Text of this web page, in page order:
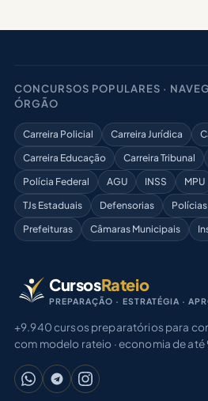
CONCURSOS POPULARES ·
ÓRGÃO
Carreira Policial Carreira Jurídica
Carreira Educação
Carreira Tribunal
Polícia Federal
AGU INSS MPU
TJs Estaduais
Defensorias
Prefeituras
Câmaras Municipais
CursosRateio
PREPARAÇÃO · ESTRATÉGIA ·
+9.940 cursos preparatórios para
com modelo rateio · economia de